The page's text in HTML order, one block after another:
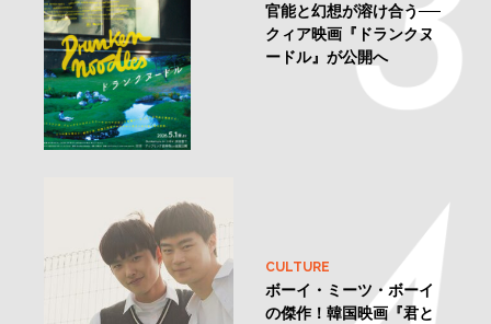
官能と幻想が溶け合う──
クィア映画『ドランクヌ
ードル』が公開へ
CULTURE
ボーイ・ミーツ・ボーイ
の傑作！韓国映画『君と